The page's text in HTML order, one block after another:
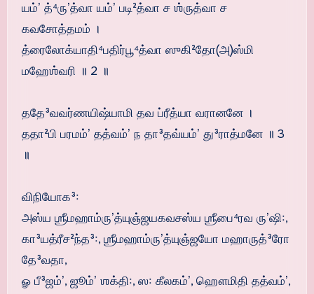
யம்ʼ த்⁴ருʼத்வா யம்ʼ படி²த்வா ச ஶ்ருத்வா ச
கவசோத்தமம் ।
த்ரைலோக்யாதி⁴பதிர்பூ⁴த்வா ஸுகி²தோ(அ)ஸ்மி
மஹேஶ்வரி ॥ 2 ॥
ததே³வவர்ணயிஷ்யாமி தவ ப்ரீத்யா வரானனே ।
ததா²பி பரமம்ʼ தத்வம்ʼ ந தா³தவ்யம்ʼ து³ராத்மனே ॥ 3
॥
விநியோக³꞉
அஸ்ய ஶ்ரீமஹாம்ருʼத்யுஞ்ஜயகவசஸ்ய ஶ்ரீபை⁴ரவ ருʼஷி꞉,
கா³யத்ரீச²ந்த³꞉, ஶ்ரீமஹாம்ருʼத்யுஞ்ஜயோ மஹாருத்³ரோ
தே³வதா,
ௐ பீ³ஜம்ʼ, ஜூம்ʼ ஶக்தி꞉, ஸ꞉ கீலகம்ʼ, ஹௌமிதி தத்வம்ʼ,